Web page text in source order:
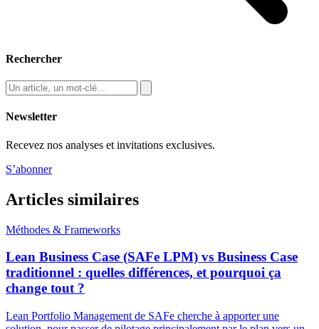
Rechercher
Newsletter
Recevez nos analyses et invitations exclusives.
S’abonner
Articles similaires
Méthodes & Frameworks
Lean Business Case (SAFe LPM) vs Business Case
traditionnel : quelles différences, et pourquoi ça
change tout ?
Lean Portfolio Management de SAFe cherche à apporter une